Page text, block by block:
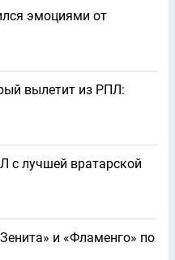
эмоциями от
вылетит из РПЛ:
с лучшей вратарской
и «Фламенго» по